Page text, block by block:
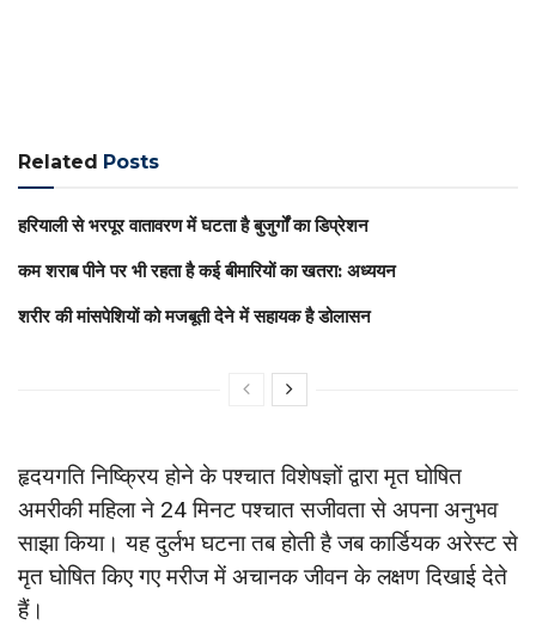
Related Posts
हरियाली से भरपूर वातावरण में घटता है बुजुर्गों का डिप्रेशन
कम शराब पीने पर भी रहता है कई बीमारियों का खतरा: अध्ययन
शरीर की मांसपेशियों को मजबूती देने में सहायक है डोलासन
हृदयग‎ति ‎निष्क्रिय होने के पश्चात ‎विशेषज्ञों द्वारा मृत घो‎षित
अमरीकी म‎हिला ने 24 ‎मिनट पश्चात सजीवता से अपना अनुभव
साझा ‎किया। यह दुर्लभ घटना तब होती है जब कार्डियक अरेस्ट से
मृत घोषित किए गए मरीज में अचानक जीवन के लक्षण दिखाई देते
हैं।